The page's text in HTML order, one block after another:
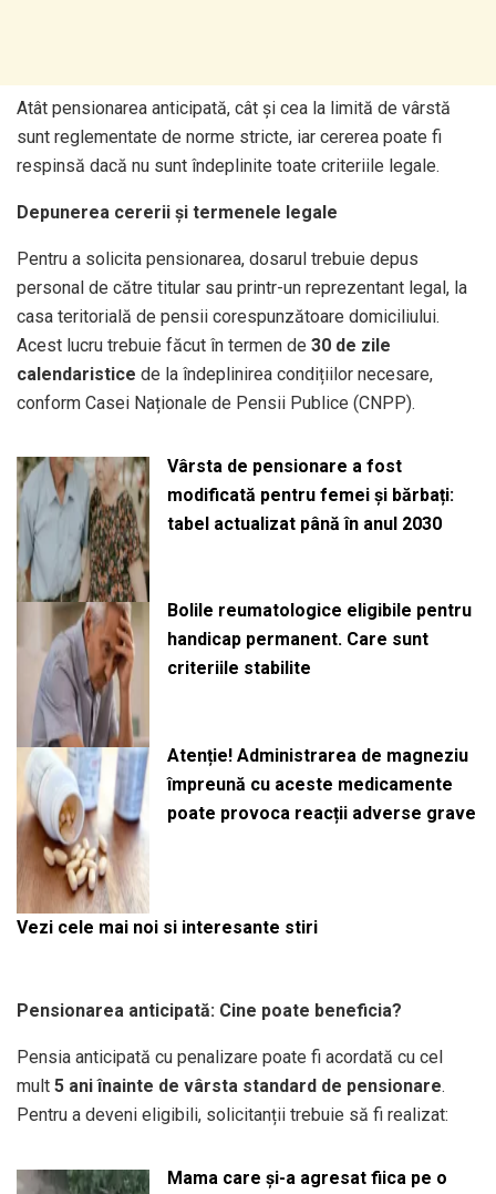
Atât pensionarea anticipată, cât și cea la limită de vârstă
sunt reglementate de norme stricte, iar cererea poate fi
respinsă dacă nu sunt îndeplinite toate criteriile legale.
Depunerea cererii și termenele legale
Pentru a solicita pensionarea, dosarul trebuie depus
personal de către titular sau printr-un reprezentant legal, la
casa teritorială de pensii corespunzătoare domiciliului.
Acest lucru trebuie făcut în termen de 30 de zile
calendaristice de la îndeplinirea condițiilor necesare,
conform Casei Naționale de Pensii Publice (CNPP).
Vârsta de pensionare a fost
modificată pentru femei și bărbați:
tabel actualizat până în anul 2030
Bolile reumatologice eligibile pentru
handicap permanent. Care sunt
criteriile stabilite
Atenție! Administrarea de magneziu
împreună cu aceste medicamente
poate provoca reacții adverse grave
Vezi cele mai noi si interesante stiri
Pensionarea anticipată: Cine poate beneficia?
Pensia anticipată cu penalizare poate fi acordată cu cel
mult 5 ani înainte de vârsta standard de pensionare.
Pentru a deveni eligibili, solicitanții trebuie să fi realizat:
Mama care și-a agresat fiica pe o